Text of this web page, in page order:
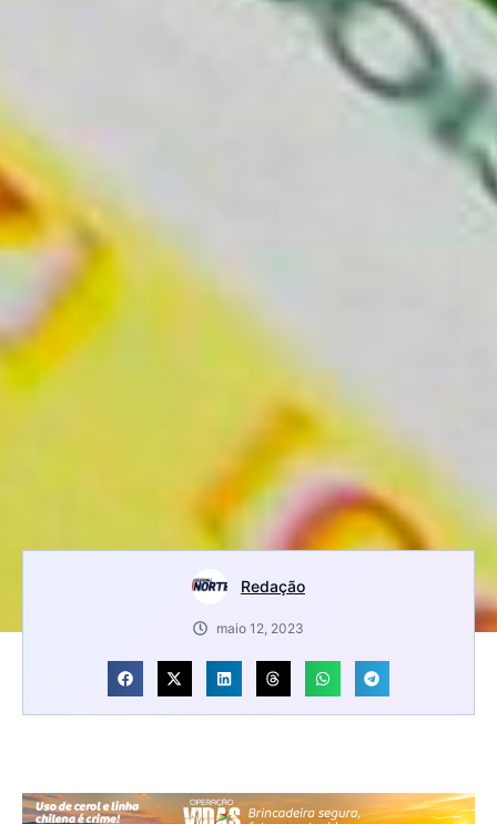
Redação
maio 12, 2023